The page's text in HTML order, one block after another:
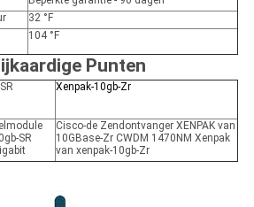
32 °F
104 °F
Punten
Xenpak-10gb-Zr
SR
Cisco-de Zendontvanger XENPAK van
10GBase-Zr CWDM 1470NM Xenpak
van xenpak-10gb-Zr